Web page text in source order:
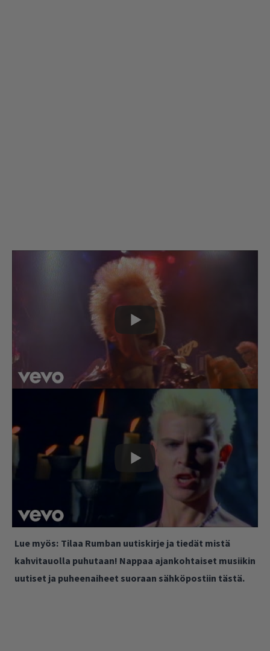
Lue myös: Tilaa Rumban uutiskirje ja tiedät mistä
kahvitauolla puhutaan! Nappaa ajankohtaiset musiikin
uutiset ja puheenaiheet suoraan sähköpostiin tästä.